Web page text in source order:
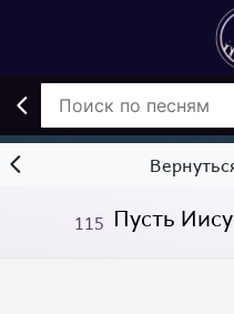
115 Пусть